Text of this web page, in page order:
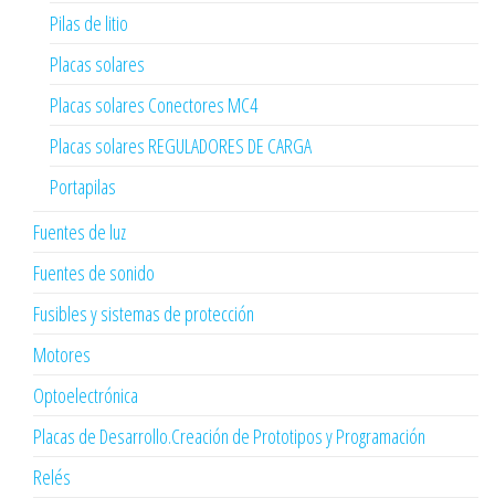
Pilas de litio
Placas solares
Placas solares Conectores MC4
Placas solares REGULADORES DE CARGA
Portapilas
Fuentes de luz
Fuentes de sonido
Fusibles y sistemas de protección
Motores
Optoelectrónica
Placas de Desarrollo.Creación de Prototipos y Programación
Relés